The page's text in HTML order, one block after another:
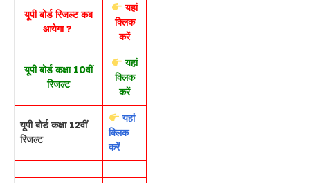
यूपी बोर्ड रिजल्ट कब
आयेगा ?
यहां
क्लिक
करें
यूपी बोर्ड कक्षा 10वीं
रिजल्ट
यहां
क्लिक
करें
यूपी बोर्ड कक्षा 12वीं
रिजल्ट
यहां
क्लिक
करें